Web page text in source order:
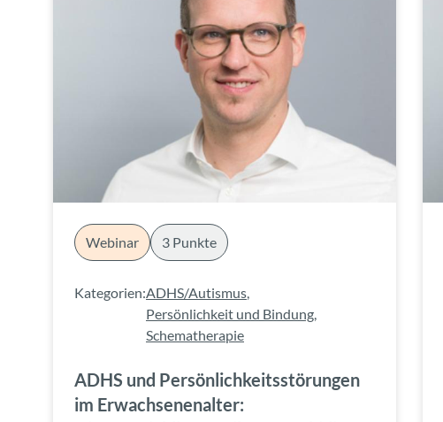
Webinar 3 Punkte
Kategorien:ADHS/Autismus,
Persönlichkeit und Bindung,
Schematherapie
ADHS und Persönlichkeitsstörungen
im Erwachsenenalter: